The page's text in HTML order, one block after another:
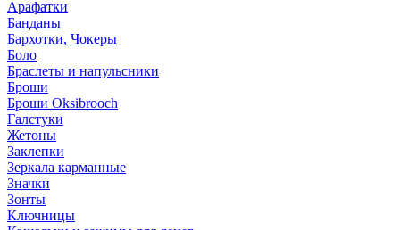
Арафатки
Банданы
Бархотки, Чокеры
Боло
Браслеты и напульсники
Броши
Броши Oksibrooch
Галстуки
Жетоны
Заклепки
Зеркала карманные
Значки
Зонты
Ключницы